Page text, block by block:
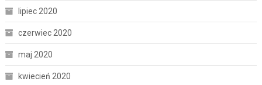
lipiec 2020
czerwiec 2020
maj 2020
kwiecień 2020